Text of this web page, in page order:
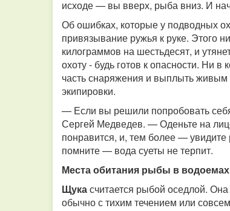
исходе — вы вверх, рыба вниз. И
Об ошибках, которые у подводных
привязывание ружья к руке. Этого
килограммов на шестьдесят, и
охоту - будь готов к опасности. Ни
часть снаряжения и выплыть живым
экипировки.
— Если вы решили попробовать
Сергей Медведев. — Оденьте на
понравится, и, тем более —
помните — вода суеты не терпит.
Места обитания рыбы в
Щукасчитается рыбой оседлой.
обычно с тихим течением или